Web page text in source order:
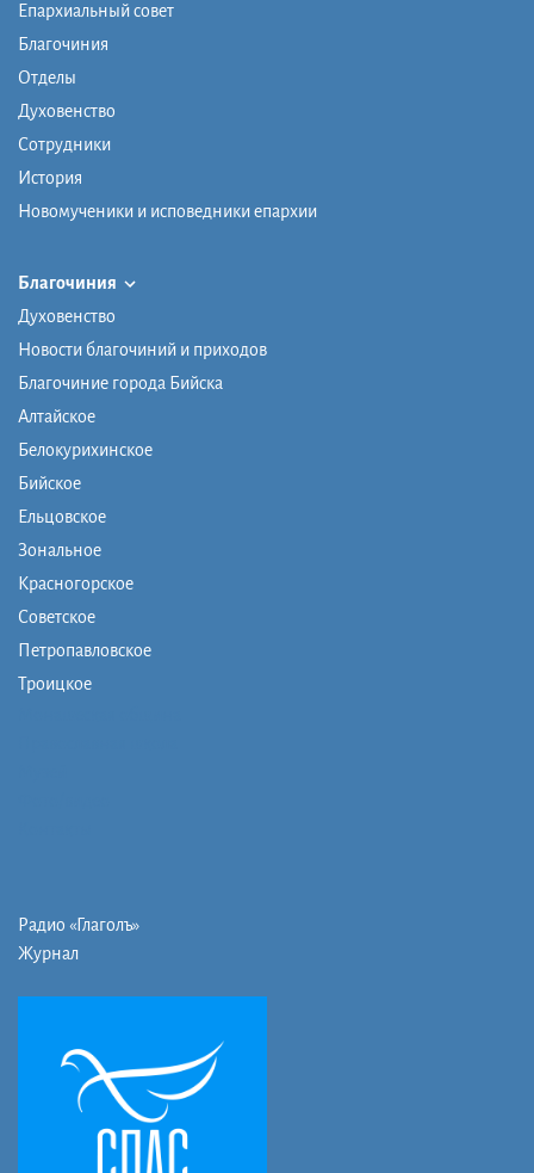
Епархиальный совет
Благочиния
Отделы
Духовенство
Сотрудники
История
Новомученики и исповедники епархии
Благочиния
Духовенство
Новости благочиний и приходов
Благочиние города Бийска
Алтайское
Белокурихинское
Бийское
Ельцовское
Зональное
Красногорское
Советское
Петропавловское
Троицкое
Радио «Глаголъ»
Журнал